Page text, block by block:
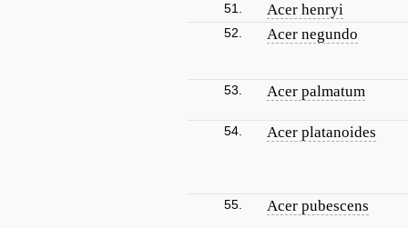
51. Acer henryi
52. Acer negundo
53. Acer palmatum
54. Acer platanoides
55. Acer pubescens